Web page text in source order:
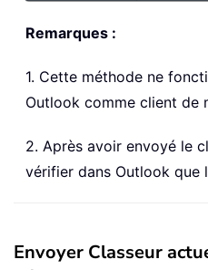
Remarques :
1. Cette méthode ne
Outlook comme client de
2. Après avoir envoyé le
vérifier dans Outlook que
Envoyer Classeur